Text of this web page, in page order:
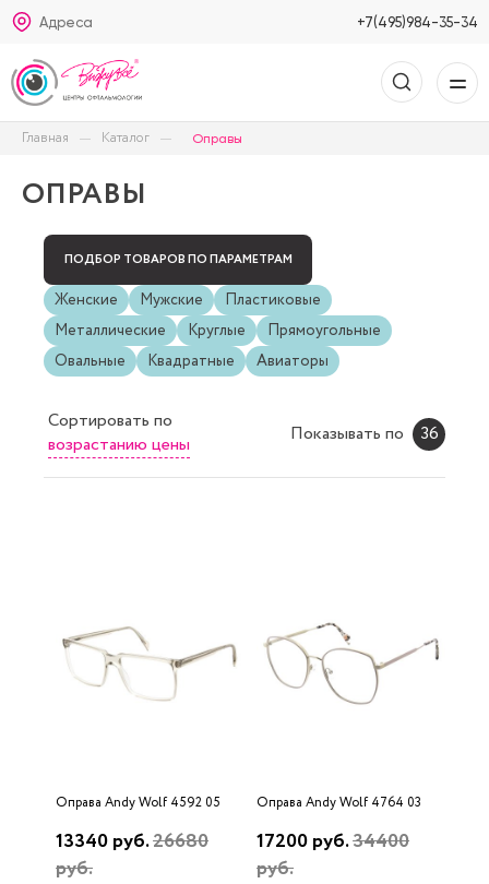
Адреса +7(495)984-35-34
Главная Каталог Оправы
ОПРАВЫ
ПОДБОР ТОВАРОВ ПО ПАРАМЕТРАМ
Женские Мужские
Пластиковые
Металлические
Круглые
Прямоугольные
Овальные
Квадратные Авиаторы
Сортировать по
возрастанию цены
Показывать по 36
Оправа Andy Wolf 4592 05
13340 руб.26680
руб.
Оправа Andy Wolf 4764 03
17200 руб.34400
руб.